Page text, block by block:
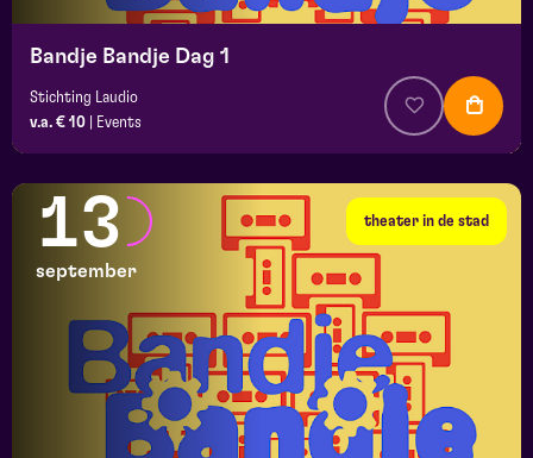
Bandje Bandje Dag 1
Stichting Laudio
v.a. € 10
Events
theater in de stad
13
september